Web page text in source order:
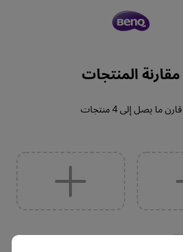
مقارنة المنتجات
قارن ما يصل إلى 4 منتجات
إظهار الاختلافات فقط